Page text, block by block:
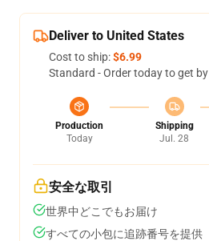
Deliver to United States
Cost to ship:$6.99
Standard - Order today to get by
Production
Today
Shipping
Jul. 28
安全な取引
世界中どこでもお届け
すべての小包に追跡番号を提供